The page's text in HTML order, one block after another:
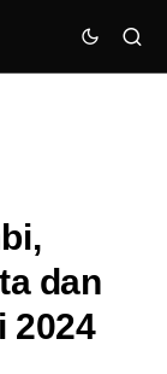
dan
2024